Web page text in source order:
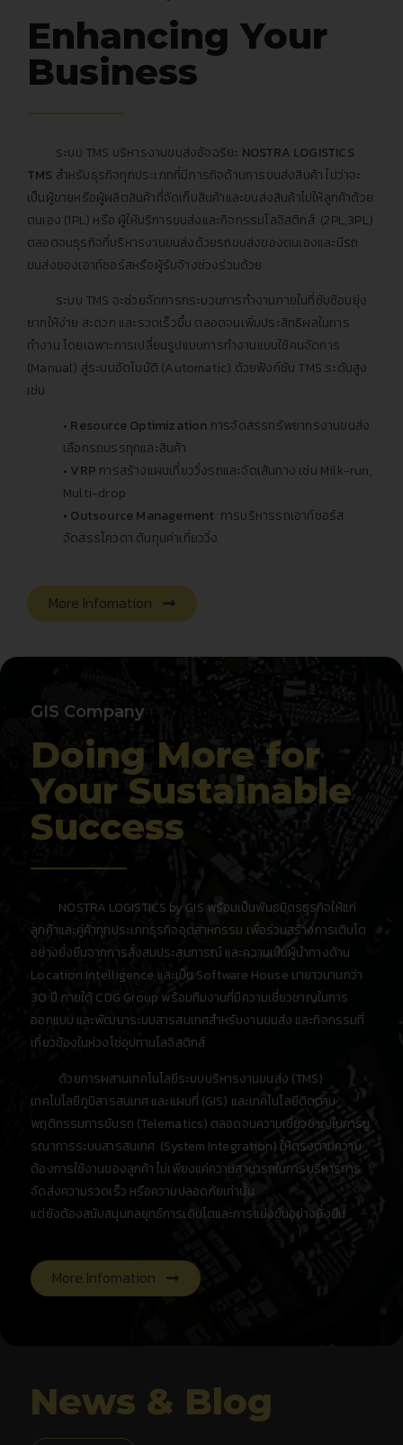
Enhancing Your
Business
ระบบ TMS บริหารงานขนส่งอัจฉริยะ NOSTRA LOGISTICS
TMS สำหรับธุรกิจทุกประเภทที่มีภารกิจด้านการขนส่งสินค้า ไม่ว่าจะ
เป็นผู้ขายหรือผู้ผลิตสินค้าที่จัดเก็บสินค้าและขนส่งสินค้าไปให้ลูกค้าด้วย
ตนเอง (1PL) หรือ ผู้ให้บริการขนส่งและกิจกรรมโลจิสติกส์ (2PL,3PL)
ตลอดจนธุรกิจที่บริหารงานขนส่งด้วยรถขนส่งของตนเองและมีรถ
ขนส่งของเอาท์ซอร์สหรือผู้รับจ้างช่วงร่วมด้วย
ระบบ TMS จะช่วยจัดการกระบวนการทำงานภายในที่ซับซ้อนยุ่ง
ยากให้ง่าย สะดวก และรวดเร็วขึ้น ตลอดจนเพิ่มประสิทธิผลในการ
ทำงาน โดยเฉพาะการเปลี่ยนรูปแบบการทำงานแบบใช้คนจัดการ
(Manual) สู่ระบบอัตโนมัติ (Automatic) ด้วยฟังก์ชัน TMS ระดับสูง
เช่น
• Resource Optimization การจัดสรรทรัพยากรงานขนส่ง
เลือกรถบรรทุกและสินค้า
• VRP การสร้างแผนเที่ยววิ่งรถและจัดเส้นทาง เช่น Milk-run,
Multi-drop
• Outsource Management การบริหารรถเอาท์ซอร์ส
จัดสรรโควตา ต้นทุนค่าเที่ยววิ่ง
More Infomation
GIS Company
Doing More for
Your Sustainable
Success
NOSTRA LOGISTICS by GIS พร้อมเป็นพันธมิตรธุรกิจให้แก่
ลูกค้าและคู่ค้าทุกประเภทธุรกิจอุตสาหกรรม เพื่อร่วมสร้างการเติบโต
อย่างยั่งยืนจากการสั่งสมประสบการณ์ และความเป็นผู้นำทางด้าน
Location Intelligence และเป็น Software House มายาวนานกว่า
30 ปี ภายใต้ CDG Group พร้อมทีมงานที่มีความเชี่ยวชาญในการ
ออกแบบ และพัฒนาระบบสารสนเทศสำหรับงานขนส่ง และกิจกรรมที่
เกี่ยวข้องในห่วงโซ่อุปทานโลจิสติกส์
ด้วยการผสานเทคโนโลยีระบบบริหารงานขนส่ง (TMS)
เทคโนโลยีภูมิสารสนเทศ และแผนที่ (GIS) และเทคโนโลยีติดตาม
พฤติกรรมการขับรถ (Telematics) ตลอดจนความเชี่ยวชาญในการบู
รณาการระบบสารสนเทศ (System Integration) ให้ตรงตามความ
ต้องการใช้งานของลูกค้า ไม่เพียงแค่ความสามารถในการบริหารการ
จัดส่งความรวดเร็ว หรือความปลอดภัยเท่านั้น
แต่ยังต้องสนับสนุนกลยุทธ์การเติบโตและการแข่งขันอย่างยั่งยืน
More Infomation
News & Blog